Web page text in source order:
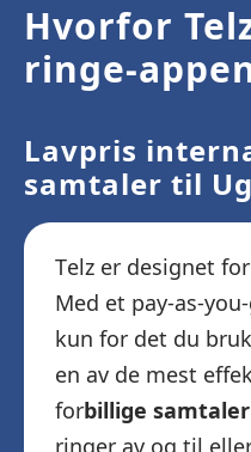
Hvorfor
ringe-
Lavpris
samtaler til
Telz er designet
Med et pay-as-
kun for det du
en av de mest
forbillige
ringer av og til